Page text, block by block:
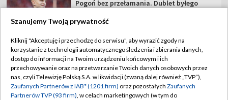
Pogoń bez przełamania. Dublet byłego
Polka z tytułem rangi WTA! Trzeci rok z
rzędu
Posłuchał rad Rafała Majki i... wygrał etap
TdP
Szanujemy Twoją prywatność
Kliknij "Akceptuję i przechodzę do serwisu", aby wyrazić zgody na
korzystanie z technologii automatycznego śledzenia i zbierania danych,
dostęp do informacji na Twoim urządzeniu końcowym i ich
przechowywanie oraz na przetwarzanie Twoich danych osobowych przez
nas, czyli Telewizję Polską S.A. w likwidacji (zwaną dalej również „TVP”),
Zaufanych Partnerów z IAB* (1201 firm) oraz pozostałych Zaufanych
Partnerów TVP (93 firm), w celach marketingowych (w tym do